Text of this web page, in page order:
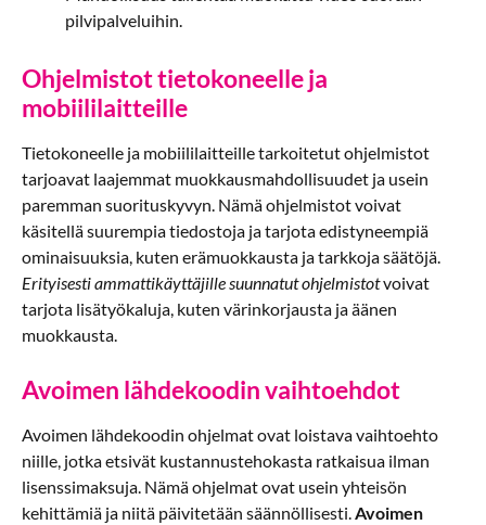
pilvipalveluihin.
Ohjelmistot tietokoneelle ja
mobiililaitteille
Tietokoneelle ja mobiililaitteille tarkoitetut ohjelmistot
tarjoavat laajemmat muokkausmahdollisuudet ja usein
paremman suorituskyvyn. Nämä ohjelmistot voivat
käsitellä suurempia tiedostoja ja tarjota edistyneempiä
ominaisuuksia, kuten erämuokkausta ja tarkkoja säätöjä.
Erityisesti ammattikäyttäjille suunnatut ohjelmistotvoivat
tarjota lisätyökaluja, kuten värinkorjausta ja äänen
muokkausta.
Avoimen lähdekoodin vaihtoehdot
Avoimen lähdekoodin ohjelmat ovat loistava vaihtoehto
niille, jotka etsivät kustannustehokasta ratkaisua ilman
lisenssimaksuja. Nämä ohjelmat ovat usein yhteisön
kehittämiä ja niitä päivitetään säännöllisesti.Avoimen